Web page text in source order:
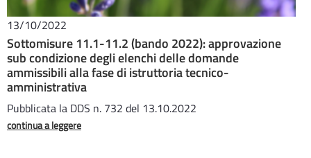
13/10/2022
Sottomisure 11.1-11.2 (bando 2022): approvazione
sub condizione degli elenchi delle domande
ammissibili alla fase di istruttoria tecnico-
amministrativa
Pubblicata la DDS n. 732 del 13.10.2022
continua a leggere